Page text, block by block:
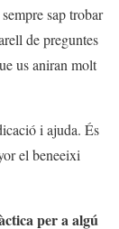
sap trobar
de preguntes
us aniran molt
i ajuda. És
el beneeixi
per a algú